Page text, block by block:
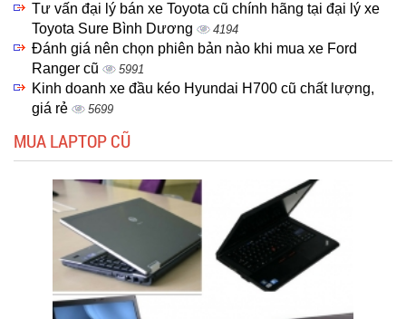
Tư vấn đại lý bán xe Toyota cũ chính hãng tại đại lý xe
Toyota Sure Bình Dương
4194
Đánh giá nên chọn phiên bản nào khi mua xe Ford
Ranger cũ
5991
Kinh doanh xe đầu kéo Hyundai H700 cũ chất lượng,
giá rẻ
5699
MUA LAPTOP CŨ